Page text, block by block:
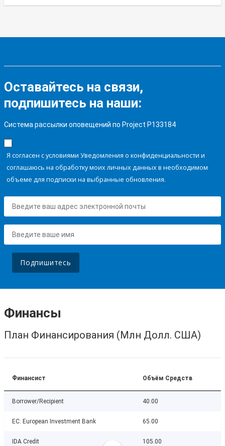
Оставайтесь на связи,
подпишитесь на наши:
Система рассылки оповещений по Project P133184
Я согласен с условиями Уведомления о конфиденциальности и
соглашаюсь на обработку моих личных данных в необходимом
объеме для подписки на выбранные обновления.
Подпишитесь
Финансы
План Финансирования (Млн Долл. США)
Финансист Объём Средств
Borrower/Recipient 40.00
EC: European Investment Bank 65.00
IDA Credit 105.00